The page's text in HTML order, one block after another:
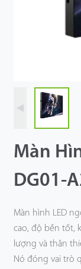
Màn
DG01-
Màn hình LED
cao,độ bền tốt,
lượng vàthân
Nó đóng vai trò